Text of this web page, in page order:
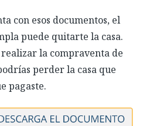
con esos documentos, el
puede quitarte la casa.
la compraventa de
perder la casa que
pagaste.